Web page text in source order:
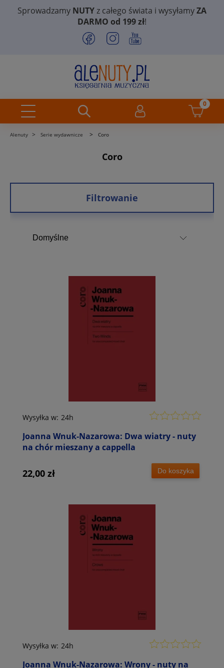
Sprowadzamy NUTYz całego świata i wysyłamyZA
DARMO od 199 zł!
Alenuty > Serie wydawnicze > Coro
Coro
Filtrowanie
Joanna Wnuk-Nazarowa: Dwa wiatry - nuty
na chór mieszany a cappella
Wysyłka w: 24h
22,00 zł Do koszyka
Joanna Wnuk-Nazarowa: Wrony - nuty na
Wysyłka w: 24h